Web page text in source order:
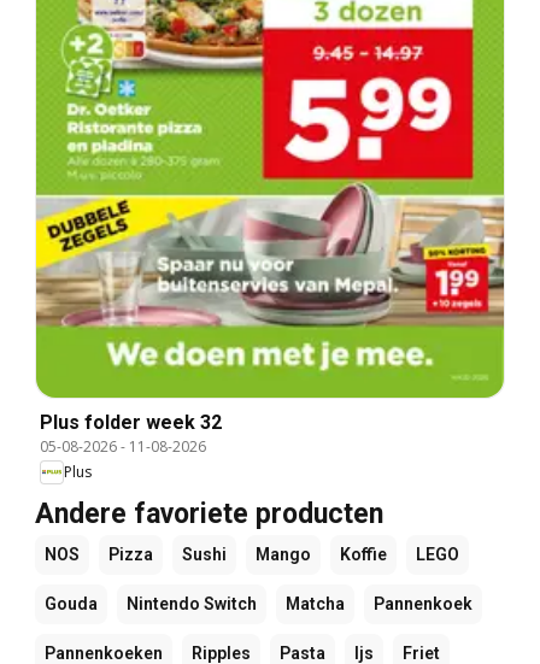
Plus folder week 32
05-08-2026- 11-08-2026
Plus
Andere favoriete producten
NOS Pizza Sushi Mango Koffie LEGO
Gouda Nintendo Switch Matcha Pannenkoek
Pannenkoeken Ripples Pasta Ijs Friet